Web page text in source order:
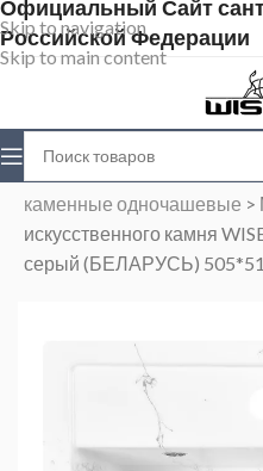
Skip to navigation
Skip to main content
Официальный Сайт
Российской Федерации
Магазин
каменные одночашевые >
искусственного камня
серый (БЕЛАРУСЬ)